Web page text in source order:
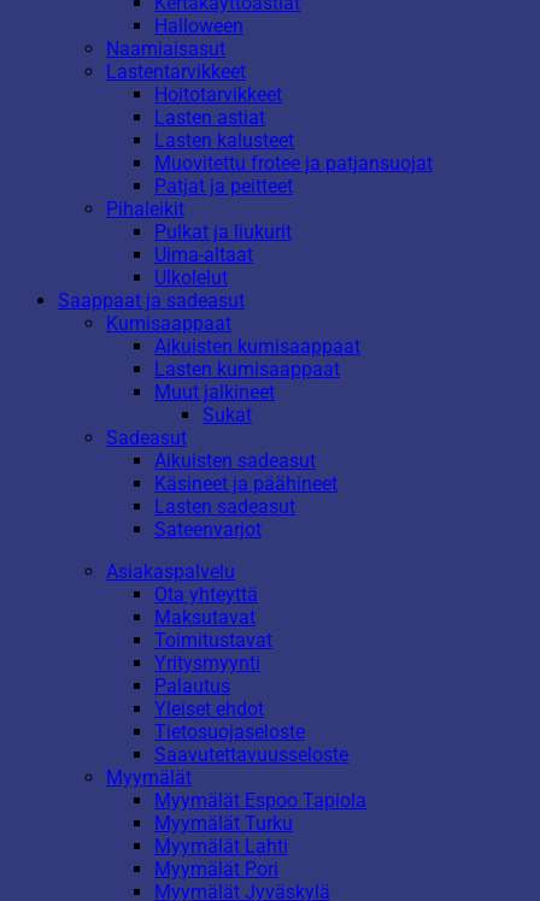
Halloween
Naamiaisasut
Lastentarvikkeet
Hoitotarvikkeet
Lasten astiat
Lasten kalusteet
Muovitettu frotee ja patjansuojat
Patjat ja peitteet
Pihaleikit
Pulkat ja liukurit
Uima-altaat
Ulkolelut
Saappaat ja sadeasut
Kumisaappaat
Aikuisten kumisaappaat
Lasten kumisaappaat
Muut jalkineet
Sukat
Sadeasut
Aikuisten sadeasut
Käsineet ja päähineet
Lasten sadeasut
Sateenvarjot
Asiakaspalvelu
Ota yhteyttä
Maksutavat
Toimitustavat
Yritysmyynti
Palautus
Yleiset ehdot
Tietosuojaseloste
Saavutettavuusseloste
Myymälät
Myymälät Espoo Tapiola
Myymälät Turku
Myymälät Lahti
Myymälät Pori
Myymälät Jyväskylä